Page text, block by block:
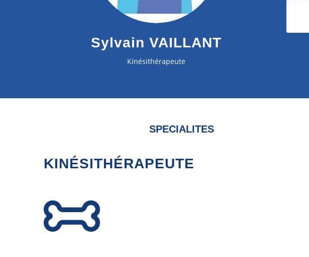
Sylvain VAILLANT
Kinésithérapeute
SPECIALITES
KINÉSITHÉRAPEUTE